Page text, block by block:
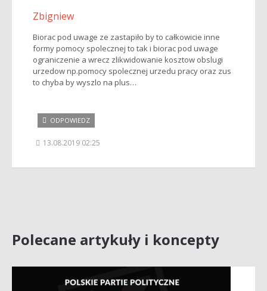
Zbigniew
Biorac pod uwage ze zastapiło by to całkowicie inne
formy pomocy spolecznej to tak i biorac pod uwage
ograniczenie a wrecz zlikwidowanie kosztow obslugi
urzedow np.pomocy spolecznej urzedu pracy oraz zus
to chyba by wyszlo na plus…
ODPOWIEDZ
13.08.2019 02:25
Polecane artykuły i koncepty